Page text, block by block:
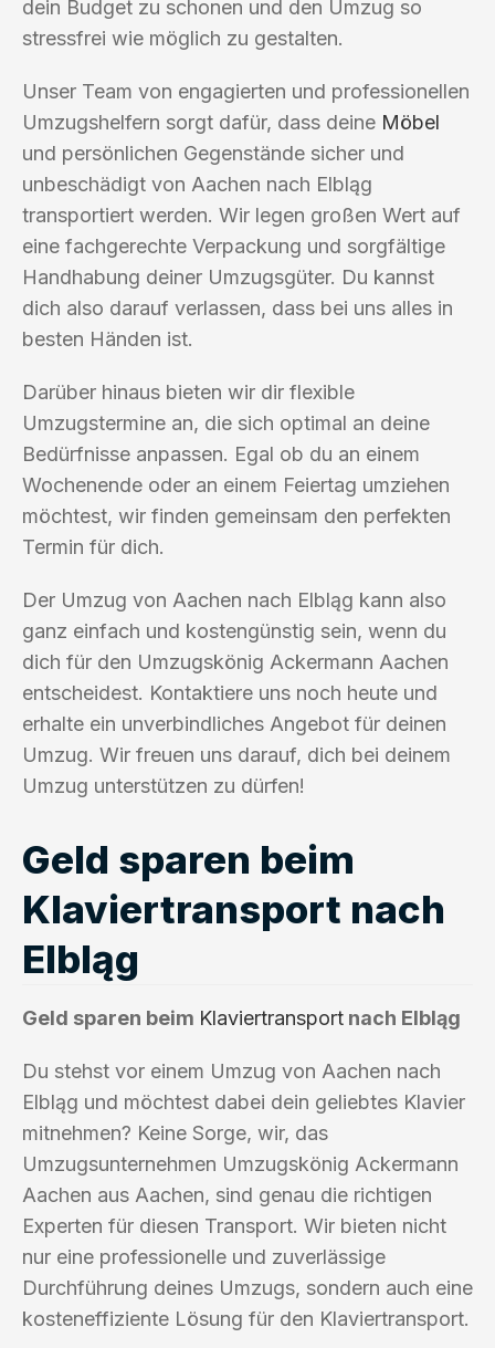
dein Budget zu schonen und den Umzug so
stressfrei wie möglich zu gestalten.
Unser Team von engagierten und professionellen
Umzugshelfern sorgt dafür, dass deine Möbel
und persönlichen Gegenstände sicher und
unbeschädigt von Aachen nach Elbląg
transportiert werden. Wir legen großen Wert auf
eine fachgerechte Verpackung und sorgfältige
Handhabung deiner Umzugsgüter. Du kannst
dich also darauf verlassen, dass bei uns alles in
besten Händen ist.
Darüber hinaus bieten wir dir flexible
Umzugstermine an, die sich optimal an deine
Bedürfnisse anpassen. Egal ob du an einem
Wochenende oder an einem Feiertag umziehen
möchtest, wir finden gemeinsam den perfekten
Termin für dich.
Der Umzug von Aachen nach Elbląg kann also
ganz einfach und kostengünstig sein, wenn du
dich für den Umzugskönig Ackermann Aachen
entscheidest. Kontaktiere uns noch heute und
erhalte ein unverbindliches Angebot für deinen
Umzug. Wir freuen uns darauf, dich bei deinem
Umzug unterstützen zu dürfen!
Geld sparen beim
Klaviertransport nach
Elbląg
Geld sparen beim Klaviertransport nach Elbląg
Du stehst vor einem Umzug von Aachen nach
Elbląg und möchtest dabei dein geliebtes Klavier
mitnehmen? Keine Sorge, wir, das
Umzugsunternehmen Umzugskönig Ackermann
Aachen aus Aachen, sind genau die richtigen
Experten für diesen Transport. Wir bieten nicht
nur eine professionelle und zuverlässige
Durchführung deines Umzugs, sondern auch eine
kosteneffiziente Lösung für den Klaviertransport.